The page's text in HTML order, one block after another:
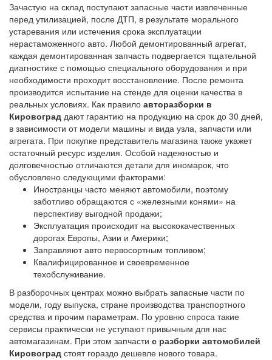
Зачастую на склад поступают запасные части извлеченные
перед утилизацией, после ДТП, в результате морального
устаревания или истечения срока эксплуатации
нерастаможенного авто. Любой демонтированный агрегат,
каждая демонтированная запчасть подвергается тщательной
диагностике с помощью специального оборудования и при
необходимости проходит восстановление. После ремонта
производится испытание на стенде для оценки качества в
реальных условиях. Как правило авторазборки в
Кировоград дают гарантию на продукцию на срок до 30 дней,
в зависимости от модели машины и вида узла, запчасти или
агрегата. При покупке представитель магазина также укажет
остаточный ресурс изделия. Особой надежностью и
долговечностью отличаются детали для иномарок, что
обусловлено следующими факторами:
Иностранцы часто меняют автомобили, поэтому
заботливо обращаются с «железными конями» на
перспективу выгодной продажи;
Эксплуатация происходит на высококачественных
дорогах Европы, Азии и Америки;
Заправляют авто первосортным топливом;
Квалифицированное и своевременное
техобслуживание.
В разборочных центрах можно выбрать запасные части по
модели, году выпуска, стране производства транспортного
средства и прочим параметрам. По уровню спроса такие
сервисы практически не уступают привычным для нас
автомагазинам. При этом запчасти с разборки автомобилей
Кировоград стоят гораздо дешевле нового товара.